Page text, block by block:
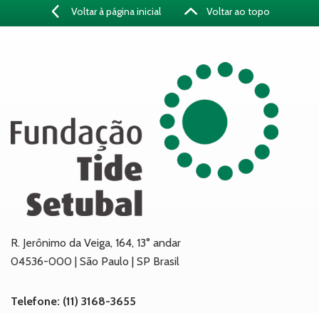
Voltar à página inicial Voltar ao topo
R. Jerônimo da Veiga, 164, 13° andar
04536-000 | São Paulo | SP Brasil
Telefone: (11) 3168-3655